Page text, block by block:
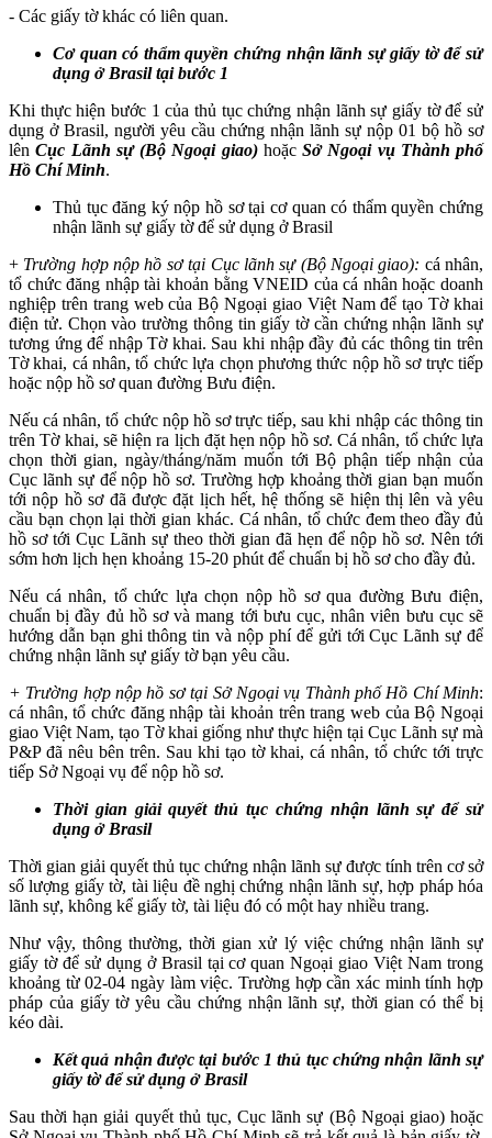
- Các giấy tờ khác có liên quan.
Cơ quan có thẩm quyền chứng nhận lãnh sự giấy tờ để sử
dụng ở Brasil tại bước 1
Khi thực hiện bước 1 của thủ tục chứng nhận lãnh sự giấy tờ để sử
dụng ở Brasil, người yêu cầu chứng nhận lãnh sự nộp 01 bộ hồ sơ
lênCục Lãnh sự (Bộ Ngoại giao)hoặc Sở Ngoại vụ Thành phố
Hồ Chí Minh.
Thủ tục đăng ký nộp hồ sơ tại cơ quan có thẩm quyền chứng
nhận lãnh sự giấy tờ để sử dụng ở Brasil
+ Trường hợp nộp hồ sơ tại Cục lãnh sự (Bộ Ngoại giao): cá nhân,
tổ chức đăng nhập tài khoản bằng VNEID của cá nhân hoặc doanh
nghiệp trên trang web của Bộ Ngoại giao Việt Nam để tạo Tờ khai
điện tử. Chọn vào trường thông tin giấy tờ cần chứng nhận lãnh sự
tương ứng để nhập Tờ khai. Sau khi nhập đầy đủ các thông tin trên
Tờ khai, cá nhân, tổ chức lựa chọn phương thức nộp hồ sơ trực tiếp
hoặc nộp hồ sơ quan đường Bưu điện.
Nếu cá nhân, tổ chức nộp hồ sơ trực tiếp, sau khi nhập các thông tin
trên Tờ khai, sẽ hiện ra lịch đặt hẹn nộp hồ sơ. Cá nhân, tổ chức lựa
chọn thời gian, ngày/tháng/năm muốn tới Bộ phận tiếp nhận của
Cục lãnh sự để nộp hồ sơ. Trường hợp khoảng thời gian bạn muốn
tới nộp hồ sơ đã được đặt lịch hết, hệ thống sẽ hiện thị lên và yêu
cầu bạn chọn lại thời gian khác. Cá nhân, tổ chức đem theo đầy đủ
hồ sơ tới Cục Lãnh sự theo thời gian đã hẹn để nộp hồ sơ. Nên tới
sớm hơn lịch hẹn khoảng 15-20 phút để chuẩn bị hồ sơ cho đầy đủ.
Nếu cá nhân, tổ chức lựa chọn nộp hồ sơ qua đường Bưu điện,
chuẩn bị đầy đủ hồ sơ và mang tới bưu cục, nhân viên bưu cục sẽ
hướng dẫn bạn ghi thông tin và nộp phí để gửi tới Cục Lãnh sự để
chứng nhận lãnh sự giấy tờ bạn yêu cầu.
+ Trường hợp nộp hồ sơ tại Sở Ngoại vụ Thành phố Hồ Chí Minh:
cá nhân, tổ chức đăng nhập tài khoản trên trang web của Bộ Ngoại
giao Việt Nam, tạo Tờ khai giống như thực hiện tại Cục Lãnh sự mà
P&P đã nêu bên trên. Sau khi tạo tờ khai, cá nhân, tổ chức tới trực
tiếp Sở Ngoại vụ để nộp hồ sơ.
Thời gian giải quyết thủ tục chứng nhận lãnh sự để sử
dụng ở Brasil
Thời gian giải quyết thủ tục chứng nhận lãnh sự được tính trên cơ sở
số lượng giấy tờ, tài liệu đề nghị chứng nhận lãnh sự, hợp pháp hóa
lãnh sự, không kể giấy tờ, tài liệu đó có một hay nhiều trang.
Như vậy, thông thường, thời gian xử lý việc chứng nhận lãnh sự
giấy tờ để sử dụng ở Brasil tại cơ quan Ngoại giao Việt Nam trong
khoảng từ 02-04 ngày làm việc. Trường hợp cần xác minh tính hợp
pháp của giấy tờ yêu cầu chứng nhận lãnh sự, thời gian có thể bị
kéo dài.
Kết quả nhận được tại bước 1 thủ tục chứng nhận lãnh sự
giấy tờ để sử dụng ở Brasil
Sau thời hạn giải quyết thủ tục, Cục lãnh sự (Bộ Ngoại giao) hoặc